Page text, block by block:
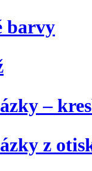
barvy
–
z